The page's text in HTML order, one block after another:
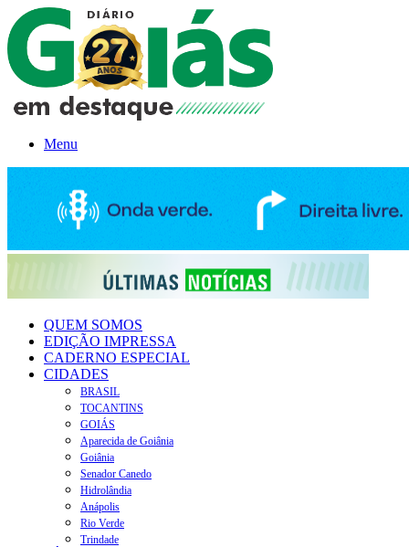
Menu
QUEM SOMOS
EDIÇÃO IMPRESSA
CADERNO ESPECIAL
CIDADES
BRASIL
TOCANTINS
GOIÁS
Aparecida de Goiânia
Goiânia
Senador Canedo
Hidrolândia
Anápolis
Rio Verde
Trindade